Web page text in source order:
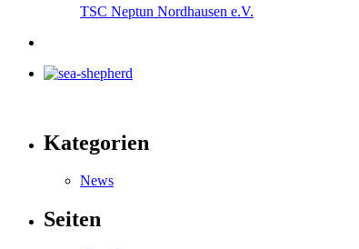
TSC Neptun Nordhausen e.V.
Kategorien
News
Seiten